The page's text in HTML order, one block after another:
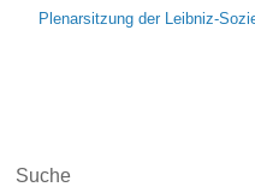
Plenarsitzung der Leibniz-
Suche